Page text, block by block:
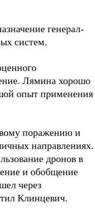
генерал-
систем.
Лямина хорошо
опыт применения
поражению и
направлениях.
дронов в
и обобщение
через
Клинцевич.